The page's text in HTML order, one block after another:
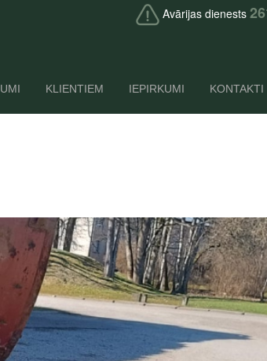
Avārijas dienests
KLIENTIEM IEPIRKUMI KONTAKTI